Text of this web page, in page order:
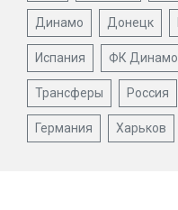
Динамо Донецк
Испания ФК Динамо
Трансферы Россия
Германия Харьков